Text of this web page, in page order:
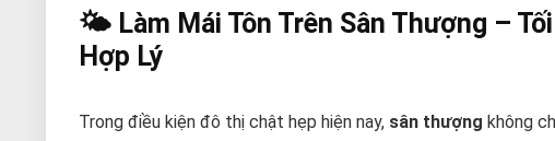
🌤 Làm Mái Tôn Trên Sân Thượng –
Hợp Lý
Trong điều kiện đô thị chật hẹp hiện nay, sân thượng không